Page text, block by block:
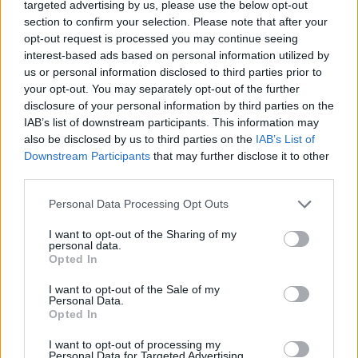
targeted advertising by us, please use the below opt-out
section to confirm your selection. Please note that after your
opt-out request is processed you may continue seeing
interest-based ads based on personal information utilized by
us or personal information disclosed to third parties prior to
your opt-out. You may separately opt-out of the further
disclosure of your personal information by third parties on the
IAB’s list of downstream participants. This information may
also be disclosed by us to third parties on the IAB’s List of
Downstream Participants that may further disclose it to other
Personal Data Processing Opt Outs
I want to opt-out of the Sharing of my
personal data.
Opted In
I want to opt-out of the Sale of my
Personal Data.
Opted In
I want to opt-out of processing my
Personal Data for Targeted Advertising.
Γίνε ο ρεπόρτερ του CRETALIVE
ΣΤΕΊΛΕ ΤΗΝ ΕΊΔΗΣΗ
Βουλγαρία: Μη επανδρωμένο αεροσκάφος συνετρίβη
κοντά σε αγωγό φυσικού αερίου
Τραγωδία στην Αλεξανδρούπολη: Νεκρός άνδρας που